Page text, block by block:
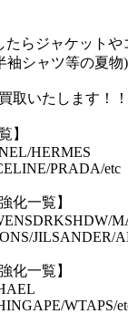
らジャケットや
袖シャツ等の夏物)
取いたします！！
】
HERMES
PRADA/etc
化一覧】
JILSANDER/
化一覧】
WTAPS/